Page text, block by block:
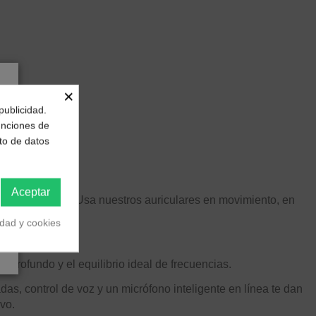
una fortuna. Usa nuestros auriculares en movimiento, en
y cómodos.
profundo y el equilibrio ideal de frecuencias.
control de voz y un micrófono inteligente en línea te dan
×
de
de datos
Aceptar
y cookies